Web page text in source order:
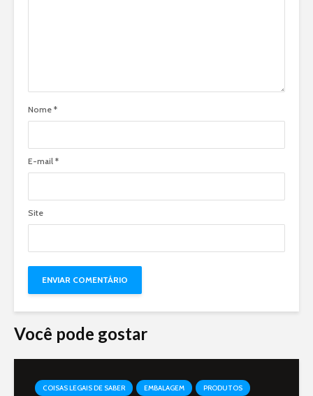
Nome *
E-mail *
Site
Você pode gostar
COISAS LEGAIS DE SABER EMBALAGEM PRODUTOS